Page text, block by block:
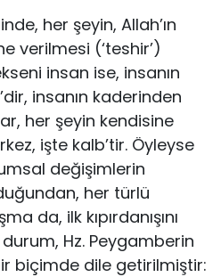
her şeyin, Allah’ın
verilmesi (‘teshir’)
insan ise, insanın
insanın kaderinden
her şeyin kendisine
işte kalb’tir. Öyleyse
değişimlerin
her türlü
da, ilk kıpırdanışını
Hz. Pey­gamberin
biçimde dile getirilmiş­tir: